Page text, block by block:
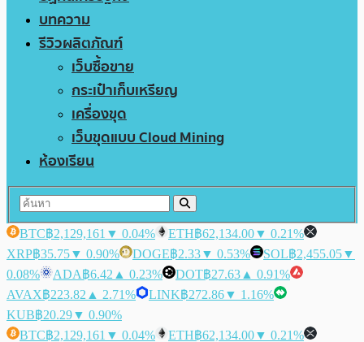
บทความ
รีวิวผลิตภัณฑ์
เว็บซื้อขาย
กระเป๋าเก็บเหรียญ
เครื่องขุด
เว็บขุดแบบ Cloud Mining
ห้องเรียน
BTC฿2,129,161 ▼ 0.04% ETH฿62,134.00▼ 0.21%
XRP฿35.75▼ 0.90% DOGE฿2.33▼ 0.53% SOL฿2,455.05▼
0.08%
ADA฿6.42 ▲ 0.23% DOT฿27.63 ▲ 0.91%
AVAX฿223.82 ▲ 2.71% LINK฿272.86▼ 1.16%
KUB฿20.29▼ 0.90%
BTC฿2,129,161 ▼ 0.04% ETH฿62,134.00▼ 0.21%